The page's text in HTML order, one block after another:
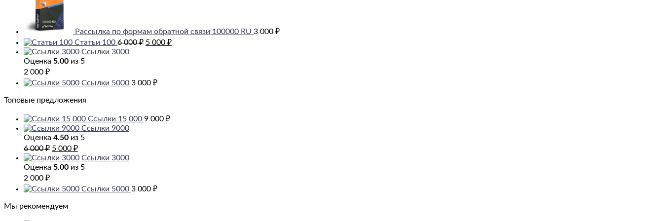
Рассылка по формам обратной связи 100000 RU 3 000 ₽
Статьи 100 6 000₽ Первоначальная
000 ₽.
5 000 ₽Текущая
Ссылки 3000
Оценка 5.00 из 5
2 000 ₽
Ссылки 5000 3 000 ₽
Топовые предложения
Ссылки 15 000 9 000 ₽
Ссылки 9000
Оценка 4.50 из 5
6 000₽ Первоначальная
цена
составляла
000 ₽.
5 000 ₽Текущая
цена:
5
Ссылки 3000
Оценка 5.00 из 5
2 000 ₽
Ссылки 5000 3 000 ₽
Мы рекомендуем